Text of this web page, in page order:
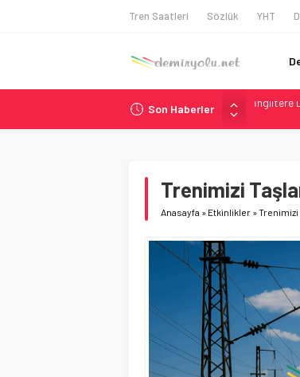
Tren Saatleri Sözlük YHT
Son Haberler
Malezya
ÖBB ve
Madrid
Trenimizi
Anasayfa » Etkinlikler »Trenimizi